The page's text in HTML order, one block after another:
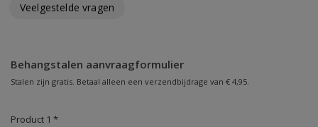
Veelgestelde vragen
Behangstalen aanvraagformulier
Stalen zijn gratis. Betaal alleen een verzendbijdrage van € 4,95.
Product 1 *